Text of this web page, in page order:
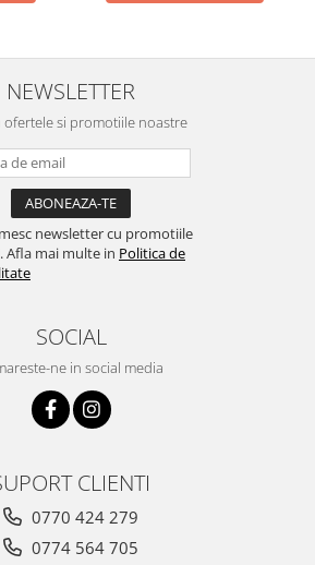
NEWSLETTER
ofertele si promotiile noastre
newsletter cu promotiile
Afla mai multe in Politica de
SOCIAL
ne in social media
CLIENTI
0770 424 279
0774 564 705